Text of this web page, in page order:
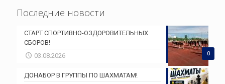
Последние новости
0
СТАРТ СПОРТИВНО-ОЗДОРОВИТЕЛЬНЫХ
СБОРОВ!
03.08.2026
ДОНАБОР В ГРУППЫ ПО ШАХМАТАМ!